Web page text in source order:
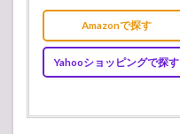
Amazonで探す
Yahooショッピングで探す